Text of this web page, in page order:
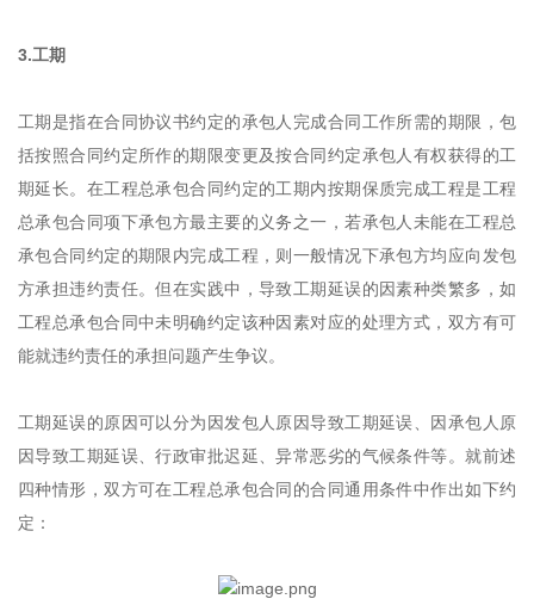
3.工期
工期是指在合同协议书约定的承包人完成合同工作所需的期限，包
括按照合同约定所作的期限变更及按合同约定承包人有权获得的工
期延长。在工程总承包合同约定的工期内按期保质完成工程是工程
总承包合同项下承包方最主要的义务之一，若承包人未能在工程总
承包合同约定的期限内完成工程，则一般情况下承包方均应向发包
方承担违约责任。但在实践中，导致工期延误的因素种类繁多，如
工程总承包合同中未明确约定该种因素对应的处理方式，双方有可
能就违约责任的承担问题产生争议。
工期延误的原因可以分为因发包人原因导致工期延误、因承包人原
因导致工期延误、行政审批迟延、异常恶劣的气候条件等。就前述
四种情形，双方可在工程总承包合同的合同通用条件中作出如下约
定：